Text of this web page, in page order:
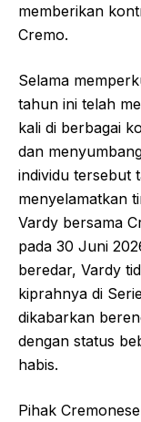
memberikan
Cremo.
Selama
tahun ini telah
kali di berbagai
dan
individu tersebut
menyelamatkan
Vardy bersama
pada 30 Juni
beredar, Vardy
kiprahnya di
dikabarkan
dengan status
habis.
Pihak